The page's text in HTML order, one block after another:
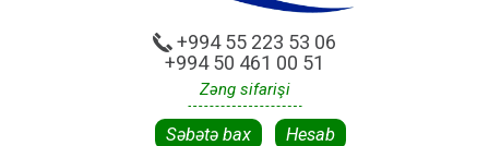
+994 55 223 53 06
+994 50 461 00 51
Zəng sifarişi
Səbətə bax Hesab